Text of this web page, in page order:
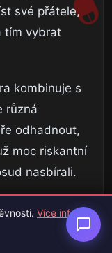
své přátele,
tím vybrat
kombinuje s
různá
odhadnout,
moc riskantní
nasbírali.
Více info